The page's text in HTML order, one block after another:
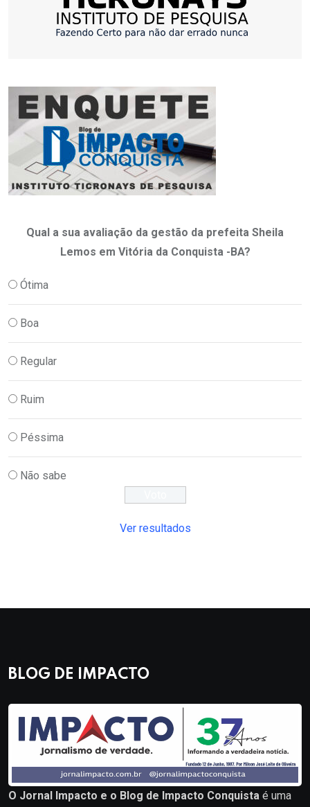
Qual a sua avaliação da gestão da prefeita Sheila
Lemos em Vitória da Conquista -BA?
Ótima
Boa
Regular
Ruim
Péssima
Não sabe
Ver resultados
BLOG DE IMPACTO
O Jornal Impacto e o Blog de Impacto Conquista é uma